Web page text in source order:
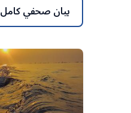
بيان صحفي كامل